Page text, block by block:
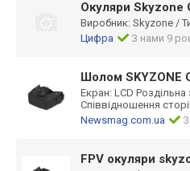
Окуляри Skyzone
Виробник: Skyzone /
Цифра
З нами 9
Шолом SKYZONE
Екран: LCD Роздільна
Співвідношення
Newsmag.com.ua
FPV окуляри